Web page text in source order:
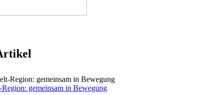
gemeinsam in Bewegung